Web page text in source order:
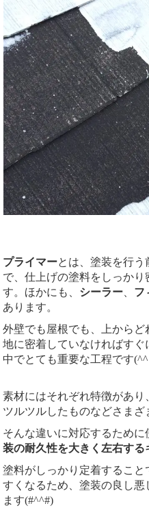
プライマーとは、塗装を行う
で、仕上げの塗料をしっか
す。ほかにも、 シーラー フ
あります。
外壁でも屋根でも、上から
地に密着していなければす
中でとても重要な工程です
素材にはそれぞれ特徴があ
ツルツルしたものなどさまざ
そんな違いに対応するため
装の耐久性を大きく左右する
塗料がしっかり定着するこ
すくなるため、塗装の良し悪
ます(#^^#)